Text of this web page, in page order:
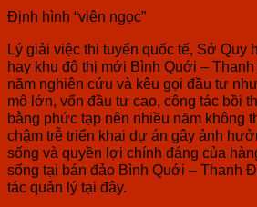
Định hình “viên ngọc”
Lý giải việc thi tuyển quốc tế, Sở Quy
hay khu đô thị mới Bình Quới –
năm nghiên cứu và kêu gọi đầu tư
mô lớn, vốn đầu tư cao, công tác bồi
bằng phức tạp nên nhiều năm không
chậm trễ triển khai dự án gây ảnh
sống và quyền lợi chính đáng của
sống tại bán đảo Bình Quới – Thanh
tác quản lý tại đây.